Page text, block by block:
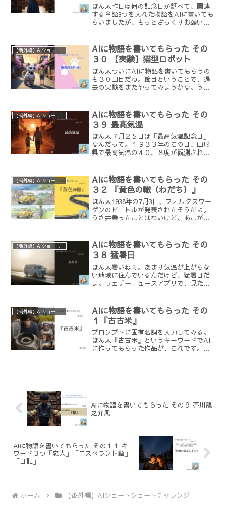
ほん太昨日は何の記念日か調べて、関連
する単語3つを入れた物語をAIに書いても
らいましたが、もっとざっくりお願いし
書館は、町外れの、忘れ去られたように
静かな丘の上にひ...
AIに物語を書いてもらった その
３０ 【実験】猫型ロボット
ほん太ついにAIに物語を書いてもらうの
も３０回目だね。節目ということで、過
去の実験をまたやってみようかな。うさ
そうだね。どれだけ離れたプロンプトに
すれば、「あの作品」と...
AIに物語を書いてもらった その
３９ 最高気温
ほん太７月２５日は「最高気温記念日」
なんだって。１９３３年のこの日、山形
県で最高気温の４０．８度が観測された
高気温の物語をAIに書いてもらうことに
するよ。【プロンプト（...
AIに物語を書いてもらった その
３２ 『黄色の轍（わだち）』
ほん太1938年の7月3日、フォルクスワー
ゲンのビートルが発表されたそうだよ。
うさ井乗ったことはないけど、あこがれ
った？ほん太あったねぇｗ今日は、ビー
トルに乗って旅す...
AIに物語を書いてもらった その
３８ 猛暑日
ほん太暑いねぇ。あまり気温が上がらな
い地域に住んでいるんだけど、猛暑日だ
よ。ウェザーニュースアプリで、見たこ
たくなるな。ほん太うん。暑いの耐えた
自分にご褒美、みたいな感...
AIに物語を書いてもらった その
１『古古米』
プロンプトに固有名詞を入力してみる。
ほん太『古古米』というキーワードでAI
に作ってもらった作品が、これです。作
AIに物語を書いてもらった その９ 芥川龍
之介風
AIに物語を書いてもらった その１１ キー
ワード３つ「恋人」「エスペラント語」
「日記」
ホーム 【番外編】AIショートショートチャレンジ